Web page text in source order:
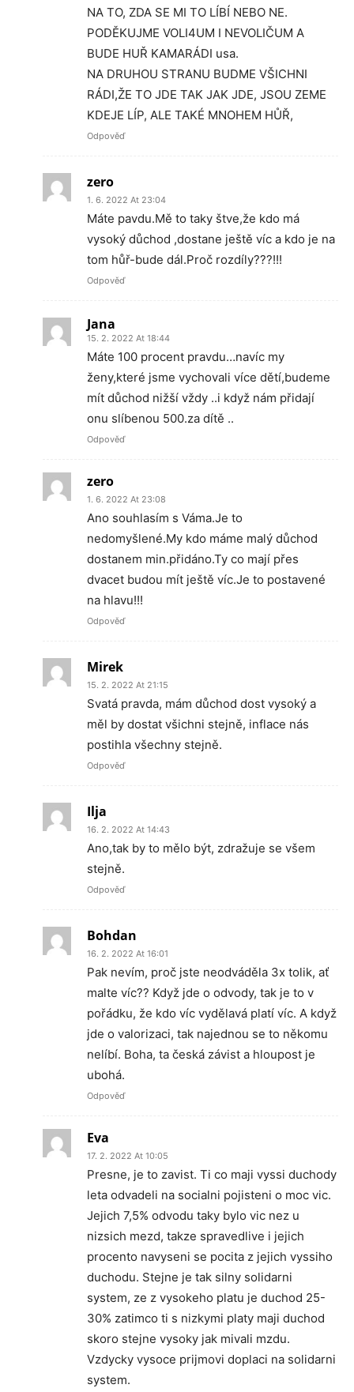
NA TO, ZDA SE MI TO LÍBÍ NEBO NE.
PODĚKUJME VOLI4UM I NEVOLIČUM A
BUDE HUŘ KAMARÁDI usa.
NA DRUHOU STRANU BUDME VŠICHNI
RÁDI,ŽE TO JDE TAK JAK JDE, JSOU ZEME
KDEJE LÍP, ALE TAKÉ MNOHEM HŮŘ,
Odpověď
zero
1. 6. 2022 At 23:04
Máte pavdu.Mě to taky štve,že kdo má
vysoký důchod ,dostane ještě víc a kdo je na
tom hůř-bude dál.Proč rozdíly???!!!
Odpověď
Jana
15. 2. 2022 At 18:44
Máte 100 procent pravdu…navíc my
ženy,které jsme vychovali více dětí,budeme
mít důchod nižší vždy ..i když nám přidají
onu slíbenou 500.za dítě ..
Odpověď
zero
1. 6. 2022 At 23:08
Ano souhlasím s Váma.Je to
nedomyšlené.My kdo máme malý důchod
dostanem min.přidáno.Ty co mají přes
dvacet budou mít ještě víc.Je to postavené
na hlavu!!!
Odpověď
Mirek
15. 2. 2022 At 21:15
Svatá pravda, mám důchod dost vysoký a
měl by dostat všichni stejně, inflace nás
postihla všechny stejně.
Odpověď
Ilja
16. 2. 2022 At 14:43
Ano,tak by to mělo být, zdražuje se všem
stejně.
Odpověď
Bohdan
16. 2. 2022 At 16:01
Pak nevím, proč jste neodváděla 3x tolik, ať
malte víc?? Když jde o odvody, tak je to v
pořádku, že kdo víc vydělavá platí víc. A když
jde o valorizaci, tak najednou se to někomu
nelíbí. Boha, ta česká závist a hloupost je
ubohá.
Odpověď
Eva
17. 2. 2022 At 10:05
Presne, je to zavist. Ti co maji vyssi duchody
leta odvadeli na socialni pojisteni o moc vic.
Jejich 7,5% odvodu taky bylo vic nez u
nizsich mezd, takze spravedlive i jejich
procento navyseni se pocita z jejich vyssiho
duchodu. Stejne je tak silny solidarni
system, ze z vysokeho platu je duchod 25-
30% zatimco ti s nizkymi platy maji duchod
skoro stejne vysoky jak mivali mzdu.
Vzdycky vysoce prijmovi doplaci na solidarni
system.